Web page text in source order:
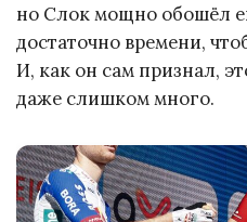
но Слок мощно обошёл
достаточно времени,
И, как он сам признал,
даже слишком много.